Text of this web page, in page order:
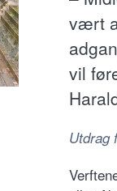
vært
vil
Utdrag